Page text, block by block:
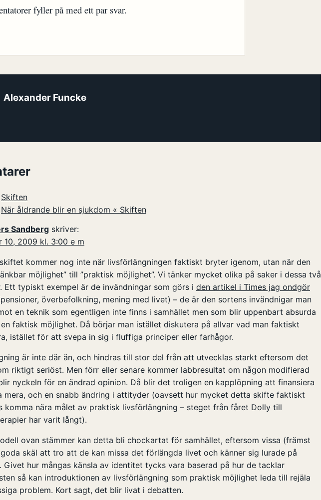
fyller på med ett par svar.
Alexander Funcke
Skiften
När åldrande blir en sjukdom « Skiften
Sandberg skriver:
10, 2009 kl. 3:00 e m
kommer nog inte när livsförlängningen faktiskt bryter igenom, utan när den
möjlighet” till ”praktisk möjlighet”. Vi tänker mycket olika på saker i dessa två
Ett typiskt exempel är de invändningar som görs i den artikel i Times jag ondgör
överbefolkning, mening med livet) – de är den sortens invändnigar man
en teknik som egentligen inte finns i samhället men som blir uppenbart absurda
faktisk möjlighet. Då börjar man istället diskutera på allvar vad man faktiskt
istället för att svepa in sig i fluffiga principer eller farhågor.
är inte där än, och hindras till stor del från att utvecklas starkt eftersom det
riktigt seriöst. Men förr eller senare kommer labbresultat om någon modifierad
nyckeln för en ändrad opinion. Då blir det troligen en kapplöpning att finansiera
mera, och en snabb ändring i attityder (oavsett hur mycket detta skifte faktiskt
komma nära målet av praktisk livsförlängning – steget från fåret Dolly till
har varit långt).
ovan stämmer kan detta bli chockartat för samhället, eftersom vissa (främst
skäl att tro att de kan missa det förlängda livet och känner sig lurade på
Givet hur mångas känsla av identitet tycks vara baserad på hur de tacklar
så kan introduktionen av livsförlängning som praktisk möjlighet leda till rejäla
problem. Kort sagt, det blir livat i debatten.